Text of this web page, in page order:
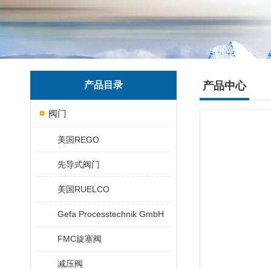
产品目录
阀门
美国REGO
先导式阀门
美国RUELCO
Gefa Processtechnik GmbH
FMC旋塞阀
减压阀
产品中心